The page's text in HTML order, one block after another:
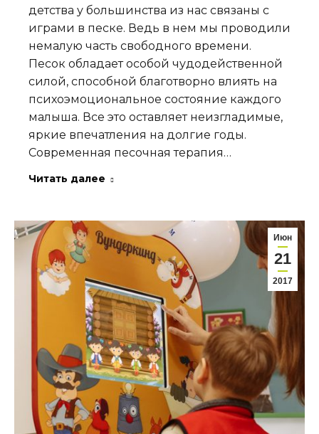
детства у большинства из нас связаны с
играми в песке. Ведь в нем мы проводили
немалую часть свободного времени.
Песок обладает особой чудодейственной
силой, способной благотворно влиять на
психоэмоциональное состояние каждого
малыша. Все это оставляет неизгладимые,
яркие впечатления на долгие годы.
Современная песочная терапия…
Читать далее
Июн
21
2017